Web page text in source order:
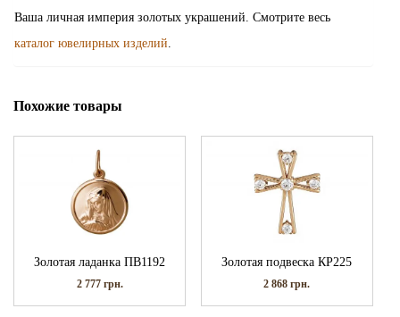
Ваша личная империя золотых украшений. Смотрите весь
каталог ювелирных изделий
Похожие товары
Золотая ладанка ПВ1192
2 777 грн.
Золотая подвеска КР225
2 868грн.